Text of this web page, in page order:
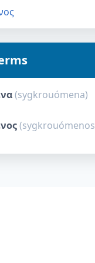
(sygkrouómena)
(sygkrouómenos